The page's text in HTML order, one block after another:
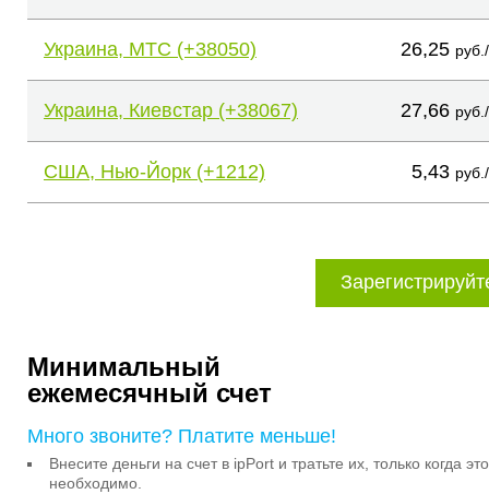
Украина, МТС (+38050) 26,25
Украина, Киевстар (+38067) 27,66
США, Нью-Йорк (+1212) 5,43
Минимальный
ежемесячный счет
Много звоните? Платите меньше!
Внесите деньги на счет в ipPort и тратьте их, только когда это
необходимо.